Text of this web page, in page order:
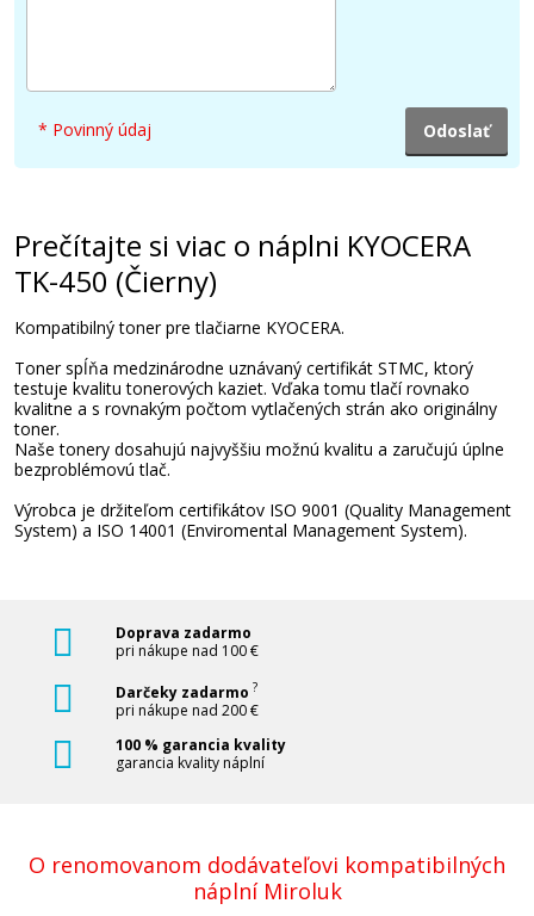
* Povinný údaj
Prečítajte si viac o náplni KYOCERA
TK-450 (Čierny)
Kompatibilný toner pre tlačiarne KYOCERA.
Toner spĺňa medzinárodne uznávaný certifikát STMC, ktorý
testuje kvalitu tonerových kaziet. Vďaka tomu tlačí rovnako
kvalitne a s rovnakým počtom vytlačených strán ako originálny
toner.
Naše tonery dosahujú najvyššiu možnú kvalitu a zaručujú úplne
bezproblémovú tlač.
Výrobca je držiteľom certifikátov ISO 9001 (Quality Management
System) a ISO 14001 (Enviromental Management System).
Doprava zadarmo
pri nákupe nad 100 €
Darčeky zadarmo ?
pri nákupe nad 200 €
100 % garancia kvality
garancia kvality náplní
O renomovanom dodávateľovi kompatibilných
náplní Miroluk